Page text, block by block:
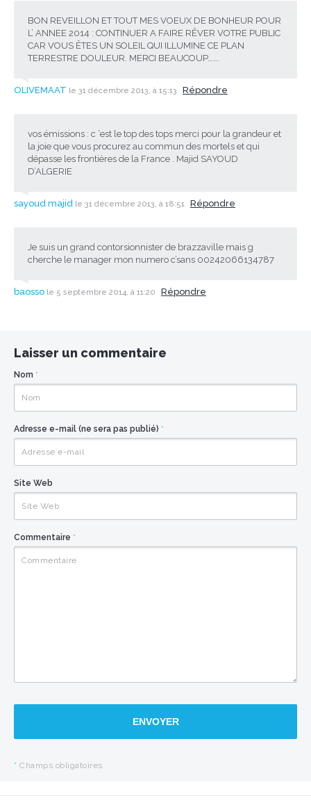
BON REVEILLON ET TOUT MES VOEUX DE BONHEUR POUR
L’ ANNEE 2014 : CONTINUER A FAIRE RÊVER VOTRE PUBLIC
CAR VOUS ÊTES UN SOLEIL QUI ILLUMINE CE PLAN
TERRESTRE DOULEUR. MERCI BEAUCOUP…….
OLIVEMAAT le 31 décembre 2013, à 15:13 Répondre
vos émissions : c ‘est le top des tops merci pour la grandeur et
la joie que vous procurez au commun des mortels et qui
dépasse les frontières de la France . Majid SAYOUD
D’ALGERIE
sayoud majid le 31 décembre 2013, à 18:51 Répondre
Je suis un grand contorsionnister de brazzaville mais g
cherche le manager mon numero c’sans 00242066134787
baosso le 5 septembre 2014, à 11:20 Répondre
Laisser un commentaire
Nom *
Adresse e-mail (ne sera pas publié) *
Site Web
Commentaire *
ENVOYER
* Champs obligatoires